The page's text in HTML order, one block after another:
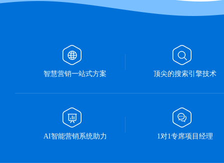
智慧营销一站式方案 顶尖的搜索引擎技术
AI智能营销系统助力 1对1专席项目经理